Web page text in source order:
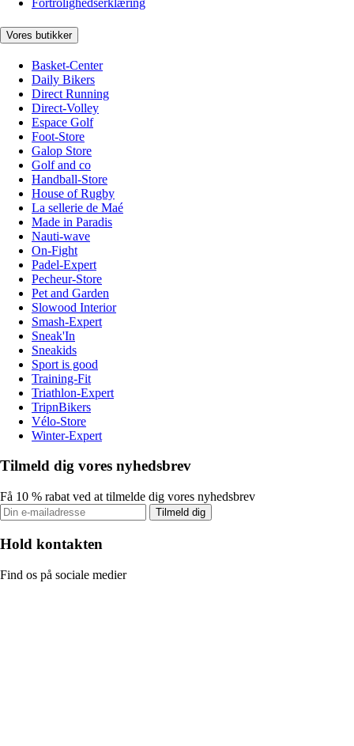
Fortrolighedserklæring
Vores butikker
Basket-Center
Daily Bikers
Direct Running
Direct-Volley
Espace Golf
Foot-Store
Galop Store
Golf and co
Handball-Store
House of Rugby
La sellerie de Maé
Made in Paradis
Nauti-wave
On-Fight
Padel-Expert
Pecheur-Store
Pet and Garden
Slowood Interior
Smash-Expert
Sneak'In
Sneakids
Sport is good
Training-Fit
Triathlon-Expert
TripnBikers
Vélo-Store
Winter-Expert
Tilmeld dig vores nyhedsbrev
Få 10 % rabat ved at tilmelde dig vores nyhedsbrev
Tilmeld dig
Hold kontakten
Find os på sociale medier